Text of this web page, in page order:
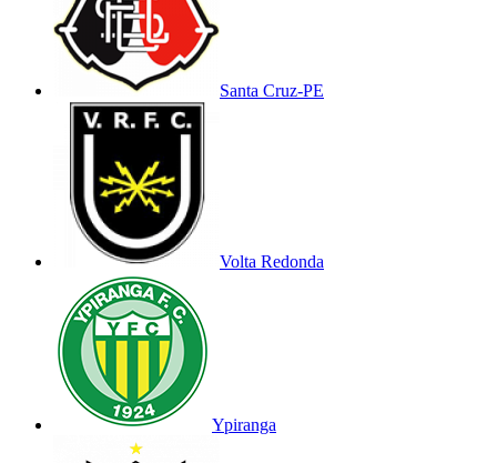
Santa Cruz-PE
Volta Redonda
Ypiranga